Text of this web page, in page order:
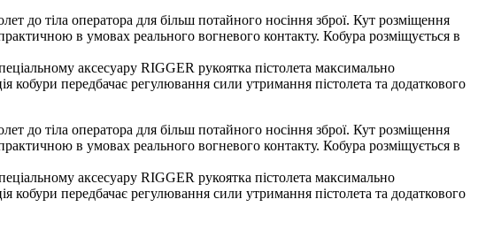
до тіла оператора для більш потайного носіння зброї. Кут розміщення
в умовах реального вогневого контакту. Кобура розміщується в
аксесуару RIGGER рукоятка пістолета максимально
кобури передбачає регулювання сили утримання пістолета та додаткового
до тіла оператора для більш потайного носіння зброї. Кут розміщення
в умовах реального вогневого контакту. Кобура розміщується в
аксесуару RIGGER рукоятка пістолета максимально
кобури передбачає регулювання сили утримання пістолета та додаткового